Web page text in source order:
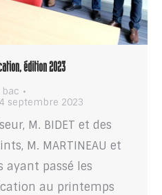
édition 2023
bac
septembre 2023
M. BIDET et des
M. MARTINEAU et
ayant passé les
au printemps